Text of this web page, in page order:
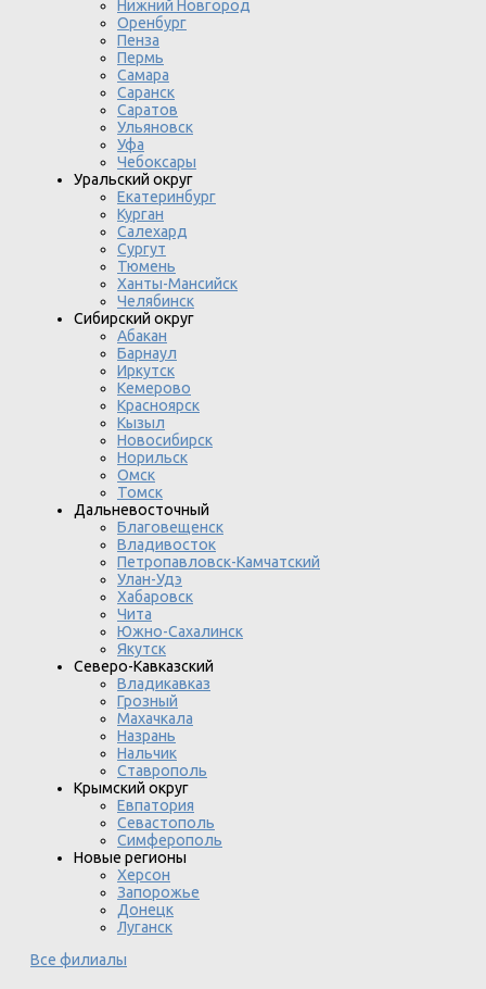
Нижний Новгород
Оренбург
Пенза
Пермь
Самара
Саранск
Саратов
Ульяновск
Уфа
Чебоксары
Уральский округ
Екатеринбург
Курган
Салехард
Сургут
Тюмень
Ханты-Мансийск
Челябинск
Сибирский округ
Абакан
Барнаул
Иркутск
Кемерово
Красноярск
Кызыл
Новосибирск
Норильск
Омск
Томск
Дальневосточный
Благовещенск
Владивосток
Петропавловск-Камчатский
Улан-Удэ
Хабаровск
Чита
Южно-Сахалинск
Якутск
Северо-Кавказский
Владикавказ
Грозный
Махачкала
Назрань
Нальчик
Ставрополь
Крымский округ
Евпатория
Севастополь
Симферополь
Новые регионы
Херсон
Запорожье
Донецк
Луганск
Все филиалы